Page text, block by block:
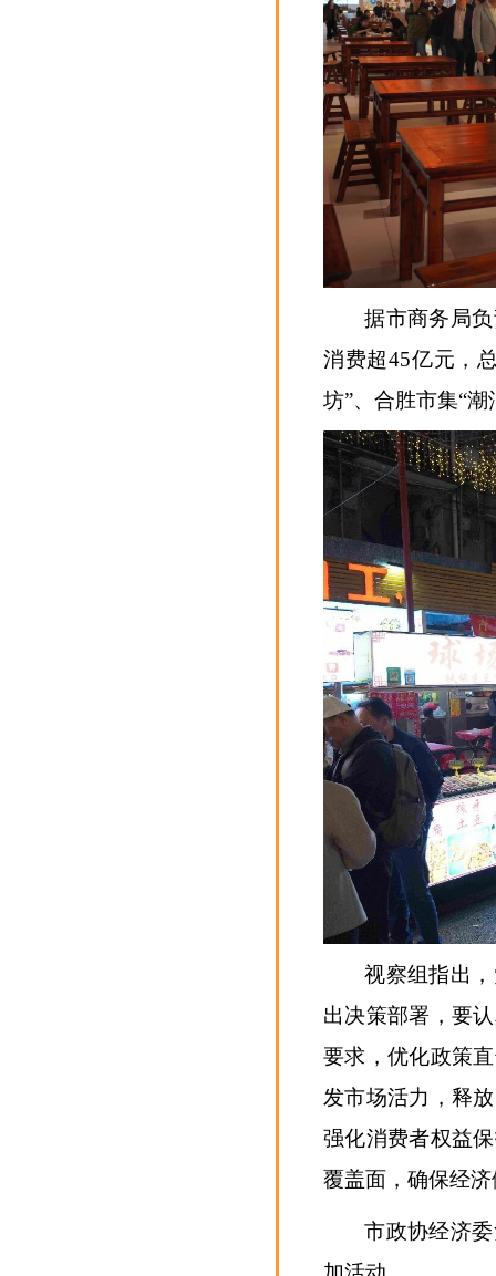
据市商务局
消费超45亿元，
坊”、合胜市集“
视察组指出
出决策部署，要
要求，优化政策
发市场活力，释
强化消费者权益
覆盖面，确保经
市政协经济